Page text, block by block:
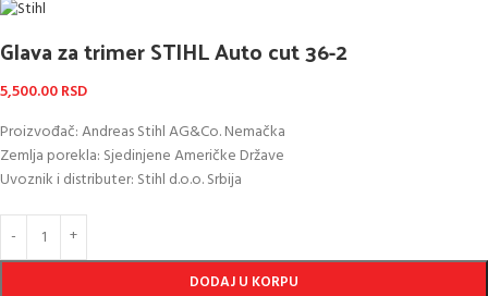
Glava za trimer STIHL Auto cut 36-2
5,500.00RSD
Proizvođač: Andreas Stihl AG&Co. Nemačka
Zemlja porekla: Sjedinjene Američke Države
Uvoznik i distributer: Stihl d.o.o. Srbija
DODAJ U KORPU